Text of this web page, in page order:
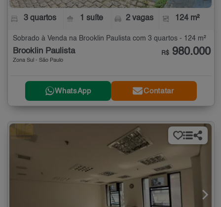
3 quartos 1 suíte 2 vagas 124 m²
Sobrado à Venda na Brooklin Paulista com 3 quartos - 124 m²
Brooklin Paulista
Zona Sul - São Paulo
R$ 980.000
WhatsApp Contatar